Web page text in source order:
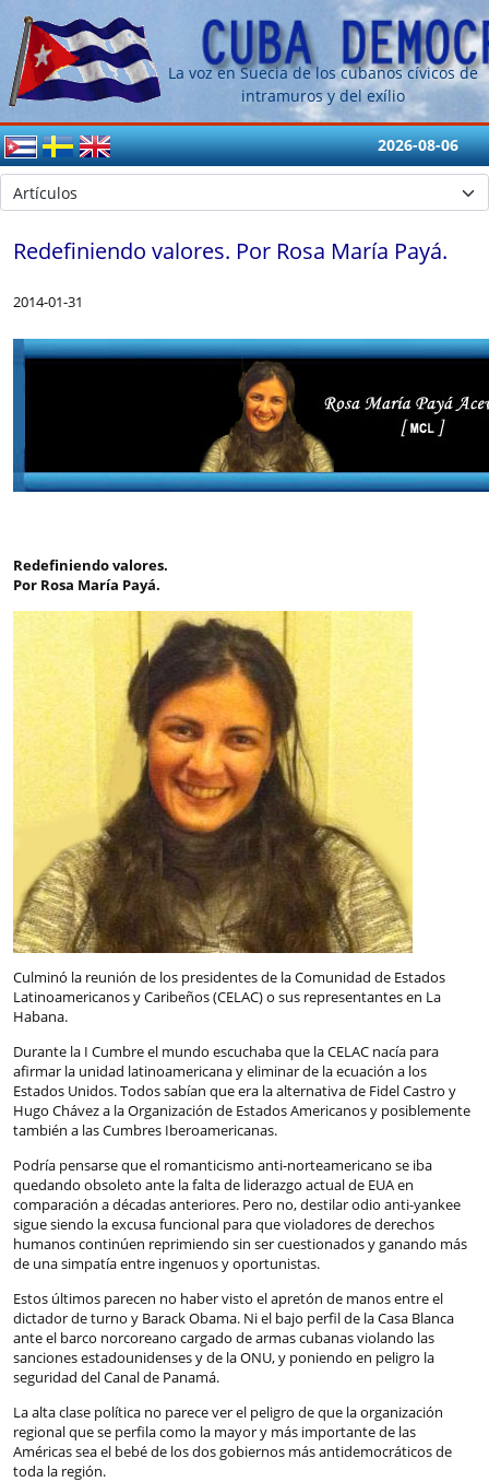
La voz en Suecia de los cubanos cívicos de
intramuros y del exílio
2026-08-06
Redefiniendo valores. Por Rosa María Payá.
2014-01-31
Redefiniendo valores.
Por Rosa María Payá.
Culminó la reunión de los presidentes de la Comunidad de Estados
Latinoamericanos y Caribeños (CELAC) o sus representantes en La
Habana.
Durante la I Cumbre el mundo escuchaba que la CELAC nacía para
afirmar la unidad latinoamericana y eliminar de la ecuación a los
Estados Unidos. Todos sabían que era la alternativa de Fidel Castro y
Hugo Chávez a la Organización de Estados Americanos y posiblemente
también a las Cumbres Iberoamericanas.
Podría pensarse que el romanticismo anti-norteamericano se iba
quedando obsoleto ante la falta de liderazgo actual de EUA en
comparación a décadas anteriores. Pero no, destilar odio anti-yankee
sigue siendo la excusa funcional para que violadores de derechos
humanos continúen reprimiendo sin ser cuestionados y ganando más
de una simpatía entre ingenuos y oportunistas.
Estos últimos parecen no haber visto el apretón de manos entre el
dictador de turno y Barack Obama. Ni el bajo perfil de la Casa Blanca
ante el barco norcoreano cargado de armas cubanas violando las
sanciones estadounidenses y de la ONU, y poniendo en peligro la
seguridad del Canal de Panamá.
La alta clase política no parece ver el peligro de que la organización
regional que se perfila como la mayor y más importante de las
Américas sea el bebé de los dos gobiernos más antidemocráticos de
toda la región.